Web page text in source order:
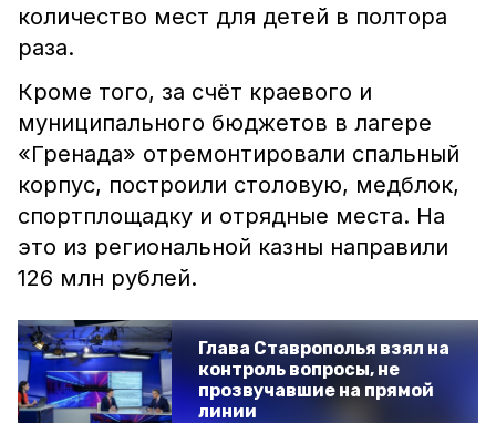
количество мест для детей в полтора
раза.
Кроме того, за счёт краевого и
муниципального бюджетов в лагере
«Гренада» отремонтировали спальный
корпус, построили столовую, медблок,
спортплощадку и отрядные места. На
это из региональной казны направили
126 млн рублей.
Глава Ставрополья взял на
контроль вопросы, не
прозвучавшие на прямой
линии